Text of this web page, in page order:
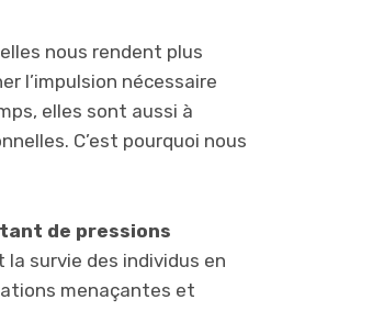
nous rendent plus
l’impulsion nécessaire
elles sont aussi à
C’est pourquoi nous
de pressions
la survie des individus en
menaçantes et